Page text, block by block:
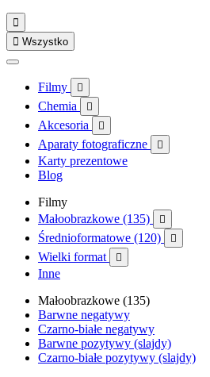

 Wszystko
Filmy 
Chemia 
Akcesoria 
Aparaty fotograficzne 
Karty prezentowe
Blog
Filmy
Małoobrazkowe (135)

Średnioformatowe (120) 
Wielki format 
Inne
Małoobrazkowe (135)
Barwne negatywy
Czarno-białe negatywy
Barwne pozytywy (slajdy)
Czarno-białe pozytywy (slajdy)